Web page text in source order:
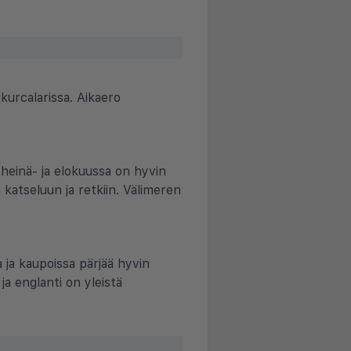
Aikaero
ja elokuussa on hyvin
ja retkiin. Välimeren
kaupoissa pärjää hyvin
englanti on yleistä